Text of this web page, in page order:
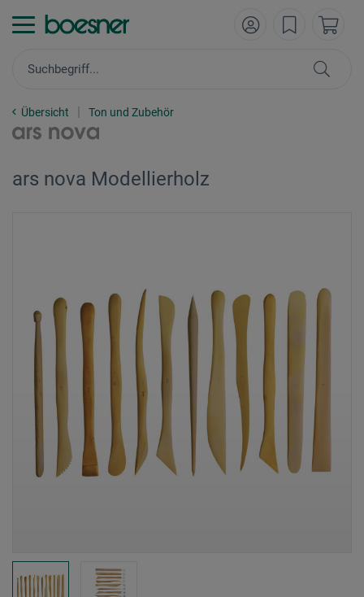
Übersicht Ton und Zubehör
ars nova Modellierholz